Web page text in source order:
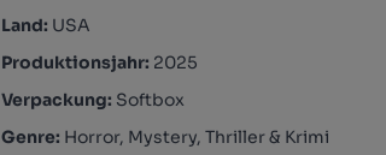
Land: USA
Produktionsjahr: 2025
Verpackung: Softbox
Genre: Horror, Mystery, Thriller & Krimi